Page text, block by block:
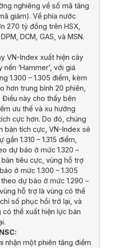
nghiêng về số mã tăng
giảm). Về phía nước
270 tỷ đồng trên HSX,
DCM, GAS, và MSN.
VN-Index xuất hiện cây
‘Hammer’, với giá
1.300 – 1.305 điểm, kèm
hơn trung bình 20 phiên,
Điều này cho thấy bên
ưu thế và xu hướng
cực hơn. Do đó, chúng
bản tích cực, VN-Index sẽ
1.310 – 1.315 điểm,
dự báo ở mức 1.320 –
bản tiêu cực, vùng hỗ trợ
ở mức 1.300 – 1.305
dự báo ở mức 1.290 –
hỗ trợ là vùng có thể
số phục hồi trở lại, và
thể xuất hiện lực bán
nhận một phiên tăng điểm